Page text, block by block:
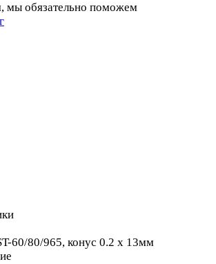
мы обязательно поможем
60/80/965, конус 0.2 х 13мм